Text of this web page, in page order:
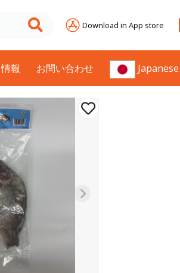
Download in App store
情報 お問い合わせ Japanese